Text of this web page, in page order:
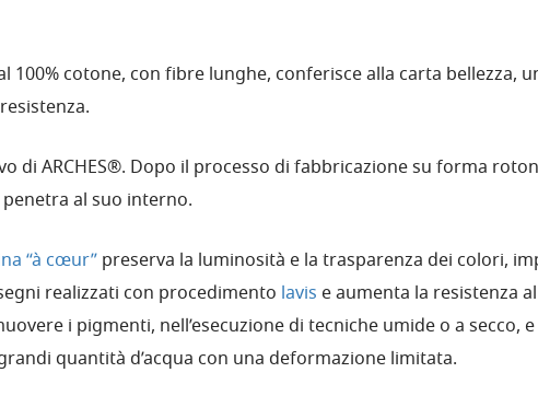
100% cotone, con fibre lunghe, conferisce alla carta
di ARCHES®. Dopo il processo di fabbricazione su forma
al suo interno.
“à cœur”preserva la luminosità e la trasparenza dei colori,
realizzati con procedimento lavis e aumenta la resistenza
i pigmenti, nell’esecuzione di tecniche umide o a secco,
quantità d’acqua con una deformazione limitata.